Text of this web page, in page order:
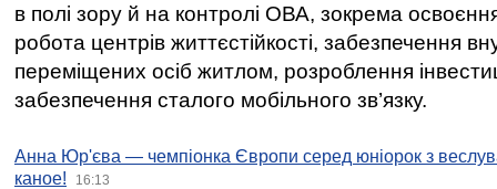
в полі зору й на контролі ОВА, зокрема освоєння
робота центрів життєстійкості, забезпечення
переміщених осіб житлом, розроблення
забезпечення сталого мобільного зв’язку.
Анна Юр'єва — чемпіонка Європи серед юніорок з
каное!
16:13